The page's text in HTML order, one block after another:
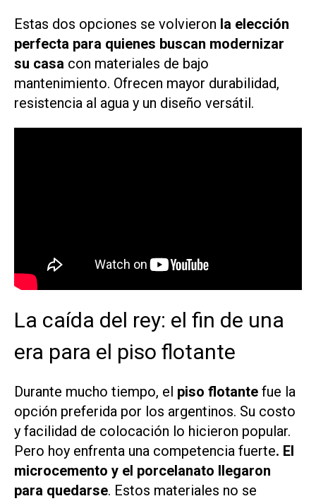
Estas dos opciones se volvieron la elección
perfecta para quienes buscan modernizar
su casa con materiales de bajo
mantenimiento. Ofrecen mayor durabilidad,
resistencia al agua y un diseño versátil.
La caída del rey: el fin de una
era para el piso flotante
Durante mucho tiempo, el piso flotante fue la
opción preferida por los argentinos. Su costo
y facilidad de colocación lo hicieron popular.
Pero hoy enfrenta una competencia fuerte. El
microcemento y el porcelanato llegaron
para quedarse. Estos materiales no se